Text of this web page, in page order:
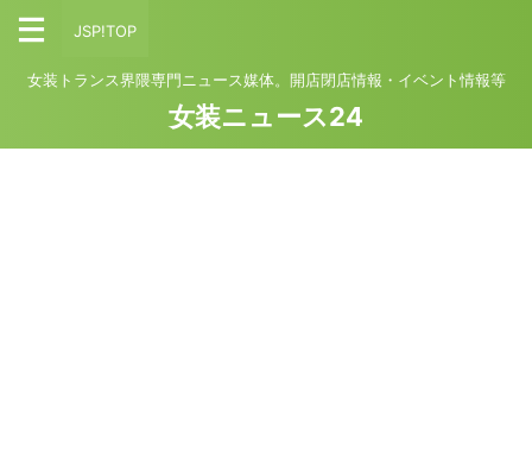
JSP!TOP
女装トランス界隈専門ニュース媒体。開店閉店情報・イベント情報等
女装ニュース24